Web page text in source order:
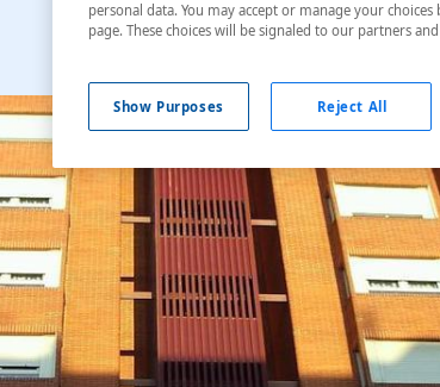
personal data. You may accept or manage your
page. These choices will be signaled to our partners
Show Purposes Reject All